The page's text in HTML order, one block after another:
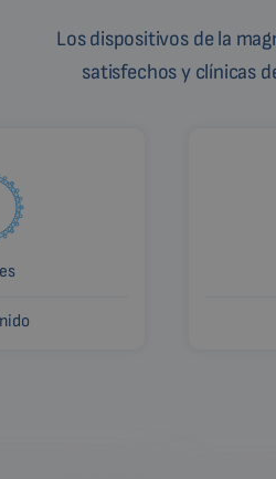
Los dispositivos de la
satisfechos y clínicas